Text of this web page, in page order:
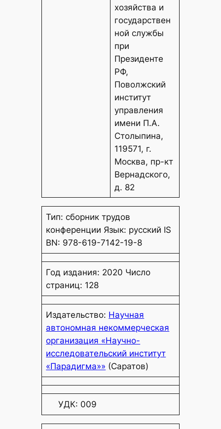
хозяйства и
государствен
ной службы
при
Президенте
РФ,
Поволжский
институт
управления
имени П.А.
Столыпина,
119571, г.
Москва, пр-кт
Вернадского,
д. 82
Тип: сборник трудов
конференции Язык: русский IS
BN: 978-619-7142-19-8
Год издания: 2020 Число
страниц: 128
Издательство: Научная
автономная некоммерческая
организация «Научно-
исследовательский институт
«Парадигма»» (Саратов)
УДК: 009